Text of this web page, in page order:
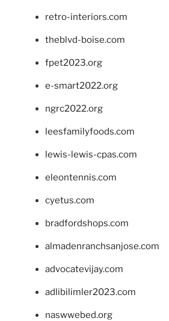
retro-interiors.com
theblvd-boise.com
fpet2023.org
e-smart2022.org
ngrc2022.org
leesfamilyfoods.com
lewis-lewis-cpas.com
eleontennis.com
cyetus.com
bradfordshops.com
almadenranchsanjose.com
advocatevijay.com
adlibilimler2023.com
naswwebed.org